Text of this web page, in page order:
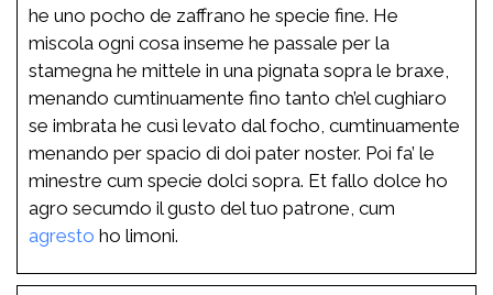
he uno pocho de zaffrano he specie fine. He
miscola ogni cosa inseme he passale per la
stamegna he mittele in una pignata sopra le braxe,
menando cumtinuamente fino tanto ch’el cughiaro
se imbrata he cusì levato dal focho, cumtinuamente
menando per spacio di doi pater noster. Poi fa’ le
minestre cum specie dolci sopra. Et fallo dolce ho
agro secumdo il gusto del tuo patrone, cum
agresto ho limoni.